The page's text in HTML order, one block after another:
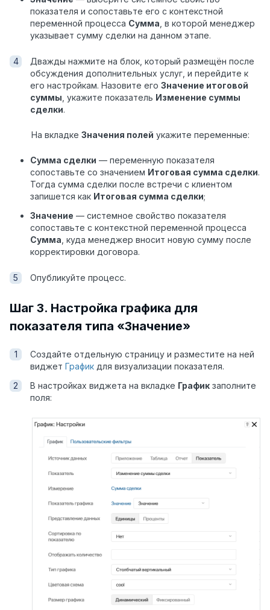
показателя и сопоставьте его с контекстной
переменной процесса Сумма , в которой менеджер
указывает сумму сделки на данном этапе.
Дважды нажмите на блок, который размещён после
обсуждения дополнительных услуг, и перейдите к
его настройкам. Назовите его Значение итоговой
суммы , укажите показатель Изменение суммы
сделки.
На вкладке Значения полей укажите переменные:
Сумма сделки — переменную показателя
сопоставьте со значением Итоговая сумма сделки.
Тогда сумма сделки после встречи с клиентом
запишется как Итоговая сумма сделки;
Значение — системное свойство показателя
сопоставьте с контекстной переменной процесса
Сумма, куда менеджер вносит новую сумму после
корректировки договора.
Опубликуйте процесс.
Шаг 3. Настройка графика для
показателя типа «Значение»
Создайте отдельную страницу и разместите на ней
виджет График для визуализации показателя.
В настройках виджета на вкладке График заполните
поля: